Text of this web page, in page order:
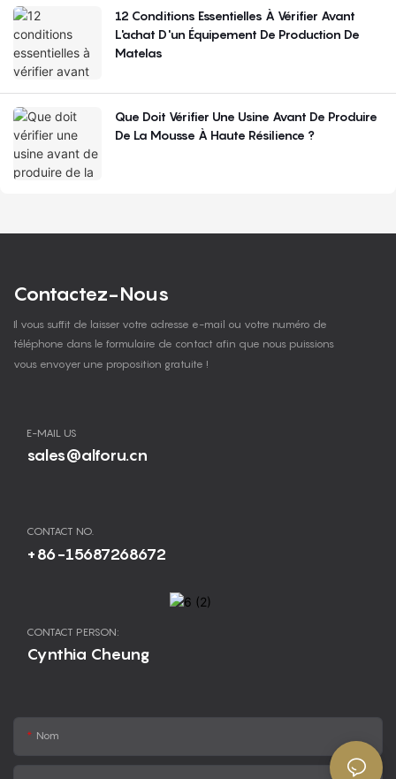
12 Conditions Essentielles À Vérifier Avant
L'achat D'un Équipement De Production De
Matelas
Que Doit Vérifier Une Usine Avant De Produire
De La Mousse À Haute Résilience ?
Contactez-Nous
Il vous suffit de laisser votre adresse e-mail ou votre numéro de
téléphone dans le formulaire de contact afin que nous puissions
vous envoyer une proposition gratuite !
E-MAIL US
sales@alforu.cn
CONTACT NO.
+86-15687268672
CONTACT PERSON:
Cynthia Cheung
Nom